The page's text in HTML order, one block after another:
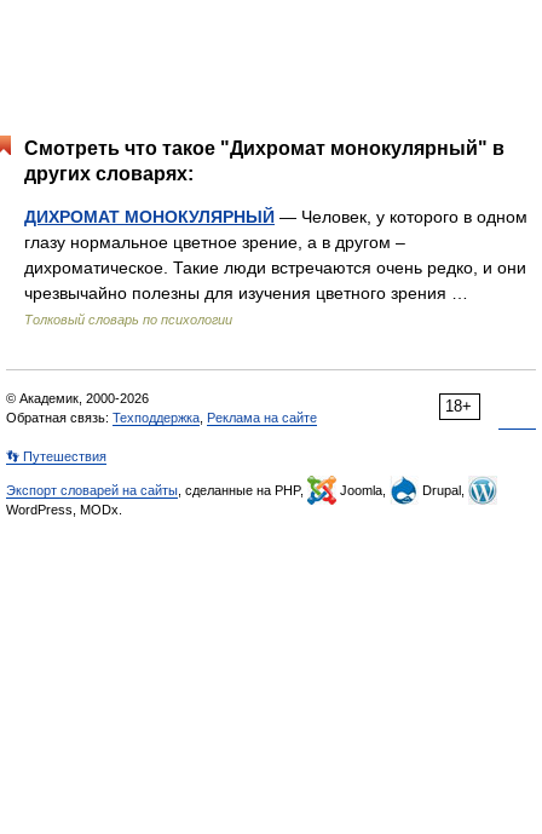
Смотреть что такое "Дихромат монокулярный" в
других словарях:
ДИХРОМАТ МОНОКУЛЯРНЫЙ — Человек, у которого в одном
глазу нормальное цветное зрение, а в другом –
дихроматическое. Такие люди встречаются очень редко, и они
чрезвычайно полезны для изучения цветного зрения …
Толковый словарь по психологии
18+
© Академик, 2000-2026
Обратная связь: Техподдержка Реклама на сайте
👣 Путешествия
Экспорт словарей на сайты , сделанные на PHP, Joomla,
Drupal,
WordPress, MODx.